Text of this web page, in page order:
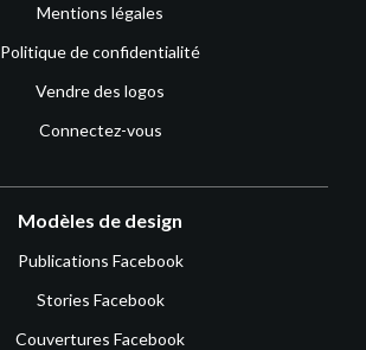
Mentions légales
Politique de confidentialité
Vendre des logos
Connectez-vous
Modèles de design
Publications Facebook
Stories Facebook
Couvertures Facebook